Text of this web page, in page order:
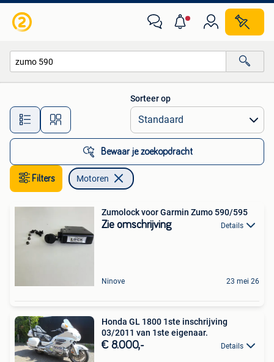
Alle afstanden…
Sorteer op
Bewaar je zoekopdracht
Filters Motoren
Zumolock voor Garmin Zumo 590/595
Zie omschrijving Details
Ninove 23 mei 26
Honda GL 1800 1ste inschrijving
03/2011 van 1ste eigenaar.
€ 8.000,- Details